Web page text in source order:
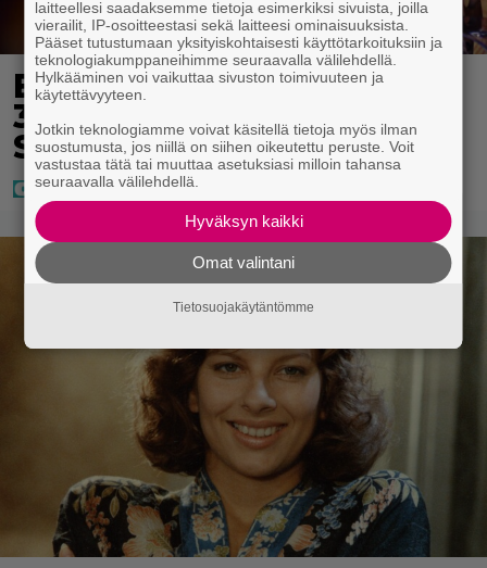
Eurojackpotissa poksahti
32,7 miljoonaa, ja tänne
Suomen isoin voitto meni
laitteellesi saadaksemme tietoja esimerkiksi sivuista, joilla
vierailit, IP-osoitteestasi sekä laitteesi ominaisuuksista.
Pääset tutustumaan yksityiskohtaisesti käyttötarkoituksiin ja
teknologiakumppaneihimme seuraavalla välilehdellä.
Hylkääminen voi vaikuttaa sivuston toimivuuteen ja
käytettävyyteen.
Jotkin teknologiamme voivat käsitellä tietoja myös ilman
suostumusta, jos niillä on siihen oikeutettu peruste. Voit
vastustaa tätä tai muuttaa asetuksiasi milloin tahansa
seuraavalla välilehdellä.
Hyväksyn kaikki
Omat valintani
Tietosuojakäytäntömme